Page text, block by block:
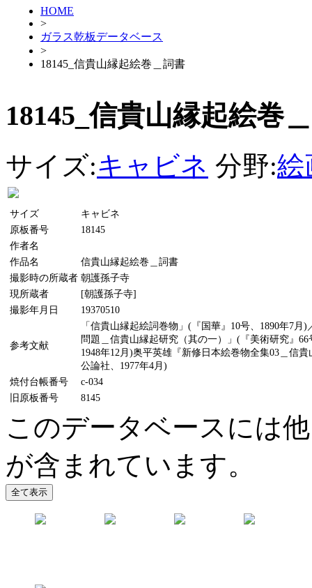
HOME
>
ガラス乾板データベース
>
18145_信貴山縁起絵巻＿詞書
18145_信貴山縁起絵巻
サイズ:キャビネ 分野:絵
サイズ
キャビネ
原板番号
18145
作者名
作品名
信貴山縁起絵巻＿詞書
撮影時の所蔵者 朝護孫子寺
現所蔵者
[朝護孫子寺]
撮影年月日
19370510
参考文献
「信貴山縁起絵詞巻物」(『国華』10号、1890年7
問題＿信貴山縁起研究（其の一）」(『美術研究』
1948年12月)奥平英雄『新修日本絵巻物全集03＿信
公論社、1977年4月)
焼付台帳番号
c-034
旧原板番号
8145
このデータベースには
が含まれています。